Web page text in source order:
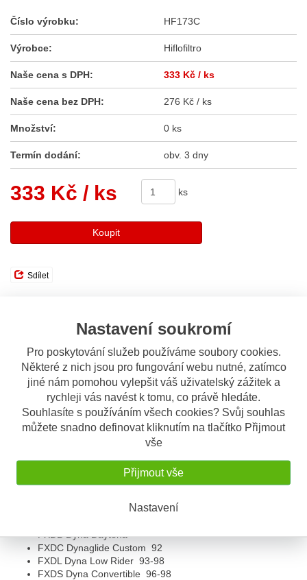
Nastavení soukromí
Pro poskytování služeb používáme soubory cookies.
Některé z nich jsou pro fungování webu nutné, zatímco
jiné nám pomohou vylepšit váš uživatelský zážitek a
rychleji vás navést k tomu, co právě hledáte.
Souhlasíte s používáním všech cookies? Svůj souhlas
můžete snadno definovat kliknutím na tlačítko Přijmout
vše
Přijmout vše
Nastavení
Číslo výrobku: HF173C
Výrobce: Hiflofiltro
Naše cena s DPH: 333 Kč / ks
Naše cena bez DPH: 276 Kč / ks
Množství: 0 ks
Termín dodání: obv. 3 dny
333 Kč / ks ks
Koupit
Sdílet
Odeslat dotaz
Popis výrobku
Olejový chromovaný filtr HF173C
Hiflofiltro
OEM čísla:
Určeno pro:
Harley DavidsonMotorcycle
FXD Dyna Super Glide
96-98
FXDB Dyna Daytona
FXDC Dynaglide Custom 92
FXDL Dyna Low Rider 93-98
FXDS Dyna Convertible 96-98